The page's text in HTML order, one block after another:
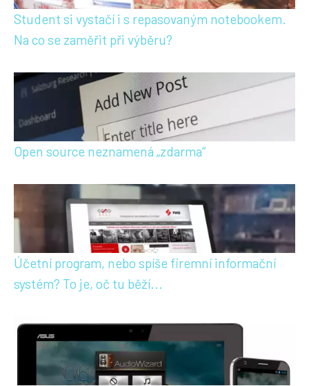
Student si vystačí i s repasovaným notebookem.
Na co se zaměřit při výběru?
Open source neznamená „zdarma“
Účetní program, nebo spíše firemní informační
systém? To je, oč tu běží...